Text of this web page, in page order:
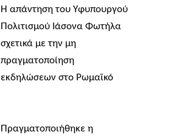
Η απάντηση του Υφυπουργού
Πολιτισμού Ιάσονα Φωτήλα
σχετικά με την μη
πραγματοποίηση
εκδηλώσεων στο Ρωμαϊκό
Πραγματοποιήθηκε η